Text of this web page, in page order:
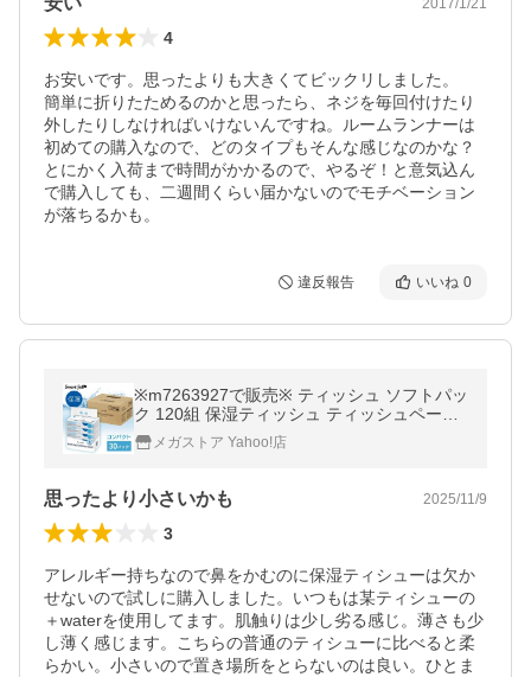
4
お安いです。思ったよりも大きくてビックリしました。
簡単に折りたためるのかと思ったら、ネジを毎回付けたり
外したりしなければいけないんですね。ルームランナーは
初めての購入なので、どのタイプもそんな感じなのかな？
とにかく入荷まで時間がかかるので、やるぞ！と意気込ん
で購入しても、二週間くらい届かないのでモチベーション
が落ちるかも。
違反報告 いいね 0
※m7263927で販売※ ティッシュ ソフトパッ
ク 120組 保湿ティッシュ ティッシュペーパ
ー 6個セット (240枚×5個パック) スマートエ
ール ポイント消化 送料無料
メガストア Yahoo!店
思ったより小さいかも 2025/11/9
3
アレルギー持ちなので鼻をかむのに保湿ティシューは欠か
せないので試しに購入しました。いつもは某ティシューの
＋waterを使用してます。肌触りは少し劣る感じ。薄さも少
し薄く感じます。こちらの普通のティシューに比べると柔
らかい。小さいので置き場所をとらないのは良い。ひとま